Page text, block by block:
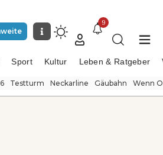
9
Sport Kultur Leben & Ratgeber
Testturm Neckarline Gäubahn Wenn